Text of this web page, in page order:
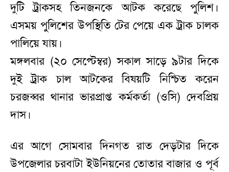
দুটি ট্রাকসহ তিনজনকে আটক করেছে পুলিশ।
এসময় পুলিশের উপস্থিতি টের পেয়ে এক ট্রাক চালক
পালিয়ে যায়।
মঙ্গলবার (২০ সেপ্টেম্বর) সকাল সাড়ে ৯টার দিকে
দুই ট্রাক চাল আটকের বিষয়টি নিশ্চিত করেন
চরজব্বর থানার ভারপ্রাপ্ত কর্মকর্তা (ওসি) দেবপ্রিয়
দাস।
এর আগে সোমবার দিনগত রাত দেড়টার দিকে
উপজেলার চরবাটা ইউনিয়নের তোতার বাজার ও পূর্ব